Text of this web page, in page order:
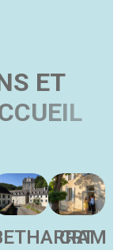
S ET
CUEIL
CRT